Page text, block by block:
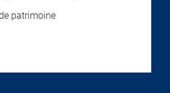
patrimoine